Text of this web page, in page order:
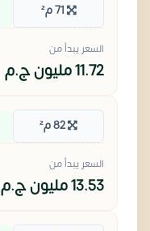
السعر يبدأ من
11.72 مليون ج.م
82 م²
السعر يبدأ من
13.53 مليون ج.م